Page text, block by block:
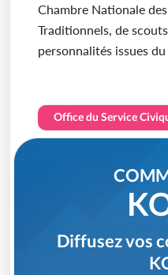
Chambre Nationale
Traditionnels, de
personnalités issues
Office du Service
Diffusez vos